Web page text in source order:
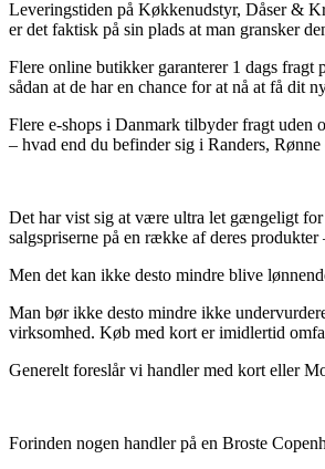
Leveringstiden på Køkkenudstyr, Dåser &
er det faktisk på sin plads at man gransker
Flere online butikker garanterer 1 dags fragt
sådan at de har en chance for at nå at få dit
Flere e-shops i Danmark tilbyder fragt uden
– hvad end du befinder sig i Randers,
Det har vist sig at være ultra let gængeligt for
salgspriserne på en række af deres
Men det kan ikke desto mindre blive
Man bør ikke desto mindre ikke
virksomhed. Køb med kort er imidlertid
Generelt foreslår vi handler med kort eller
Forinden nogen handler på en Broste